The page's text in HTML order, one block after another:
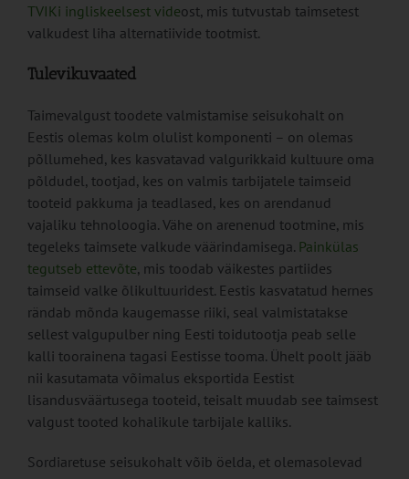
TVIKi ingliskeelsest videost, mis tutvustab taimsetest
valkudest liha alternatiivide tootmist.
Tulevikuvaated
Taimevalgust toodete valmistamise seisukohalt on
Eestis olemas kolm olulist komponenti – on olemas
põllumehed, kes kasvatavad valgurikkaid kultuure oma
põldudel, tootjad, kes on valmis tarbijatele taimseid
tooteid pakkuma ja teadlased, kes on arendanud
vajaliku tehnoloogia. Vähe on arenenud tootmine, mis
tegeleks taimsete valkude väärindamisega. Painkülas
tegutseb ettevõte, mis toodab väikestes partiides
taimseid valke õlikultuuridest. Eestis kasvatatud hernes
rändab mõnda kaugemasse riiki, seal valmistatakse
sellest valgupulber ning Eesti toidutootja peab selle
kalli toorainena tagasi Eestisse tooma. Ühelt poolt jääb
nii kasutamata võimalus eksportida Eestist
lisandusväärtusega tooteid, teisalt muudab see taimsest
valgust tooted kohalikule tarbijale kalliks.
Sordiaretuse seisukohalt võib öelda, et olemasolevad